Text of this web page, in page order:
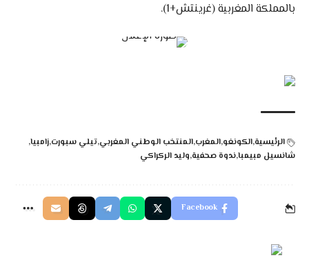
بالمملكة المغربية (غرينتش+1).
الرئيسيةالكونغوالمغربالمنتخب الوطني المغربيتيلي سبورتزامبيا
شانسيل مبيمباندوة صحفيةوليد الركراكي
Facebook